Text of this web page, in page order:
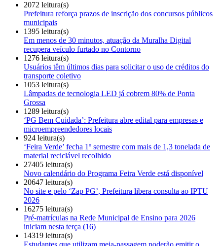
2072 leitura(s)
Prefeitura reforça prazos de inscrição dos concursos públicos
municipais
1395 leitura(s)
Em menos de 30 minutos, atuação da Muralha Digital
recupera veículo furtado no Contorno
1276 leitura(s)
Usuários têm últimos dias para solicitar o uso de créditos do
transporte coletivo
1053 leitura(s)
Lâmpadas de tecnologia LED já cobrem 80% de Ponta
Grossa
1289 leitura(s)
‘PG Bem Cuidada’: Prefeitura abre edital para empresas e
microempreendedores locais
924 leitura(s)
‘Feira Verde’ fecha 1º semestre com mais de 1,3 tonelada de
material reciclável recolhido
27405 leitura(s)
Novo calendário do Programa Feira Verde está disponível
20647 leitura(s)
No site e pelo ‘Zap PG’, Prefeitura libera consulta ao IPTU
2026
16275 leitura(s)
Pré-matrículas na Rede Municipal de Ensino para 2026
iniciam nesta terça (16)
14319 leitura(s)